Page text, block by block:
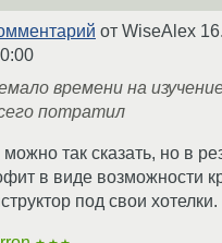
от WiseAlex
времени на
потратил
так сказать, но в
в виде возможности
под свои хотелки.